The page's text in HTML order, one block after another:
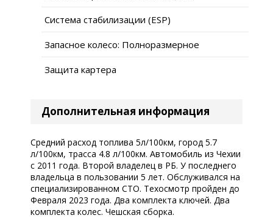
Система стабилизации (ESP)
Запасное колесо: Полноразмерное
Защита картера
Дополнительная информация
Средний расход топлива 5л/100км, город 5.7
л/100км, трасса 4.8 л/100км. Автомобиль из Чехии
с 2011 года. Второй владелец в РБ. У последнего
владельца в пользовании 5 лет. Обслуживался на
специализированном СТО. Техосмотр пройден до
Февраля 2023 года. Два комплекта ключей. Два
комплекта колес. Чешская сборка.